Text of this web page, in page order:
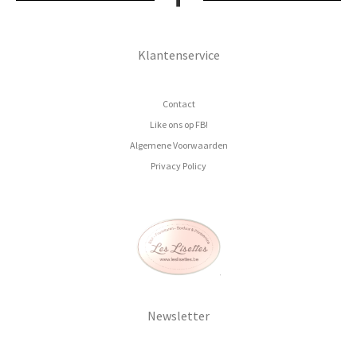
Klantenservice
Contact
Like ons op FB!
Algemene Voorwaarden
Privacy Policy
Newsletter